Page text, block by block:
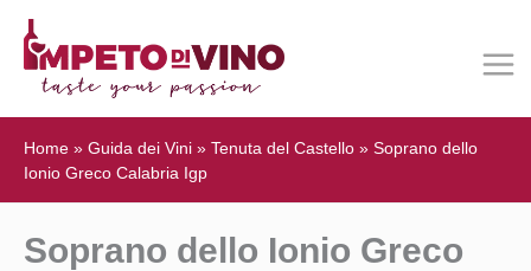
Home » Guida dei Vini » Tenuta del Castello » Soprano dello
Ionio Greco Calabria Igp
Soprano dello Ionio Greco